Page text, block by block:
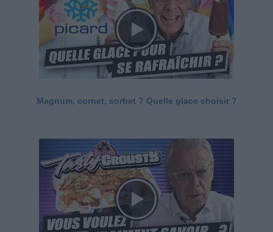
Magnum, cornet, sorbet ? Quelle glace choisir ?